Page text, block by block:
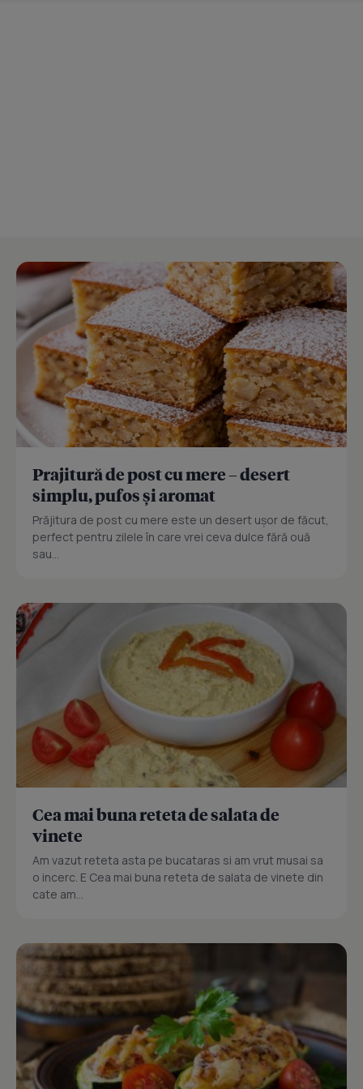
Prajitură de post cu mere – desert
simplu, pufos și aromat
Prăjitura de post cu mere este un desert ușor de făcut,
perfect pentru zilele în care vrei ceva dulce fără ouă
sau...
Cea mai buna reteta de salata de
vinete
Am vazut reteta asta pe bucataras si am vrut musai sa
o incerc. E Cea mai buna reteta de salata de vinete din
cate am...